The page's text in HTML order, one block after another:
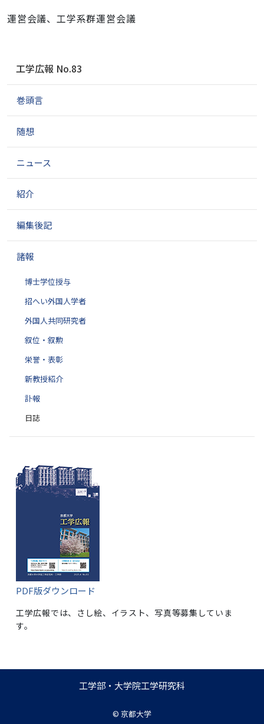
運営会議、工学系群運営会議
ゲ
シ
ン
工学広報 No.83
巻頭言
随想
ニュース
紹介
編集後記
諸報
博士学位授与
招へい外国人学者
外国人共同研究者
叙位・叙勲
栄誉・表彰
新教授紹介
訃報
日誌
PDF版ダウンロード
工学広報では、さし絵、イラスト、写真等募集していま
す。
© 京都大学
工学部・大学院工学研究科